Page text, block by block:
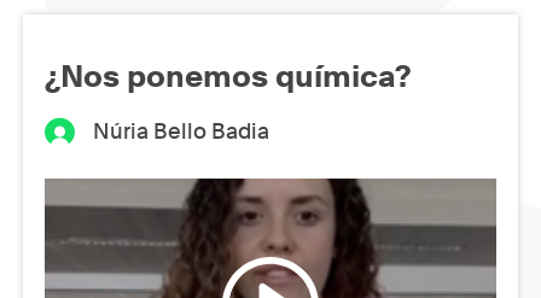
¿Nos ponemos química?
Núria Bello Badia